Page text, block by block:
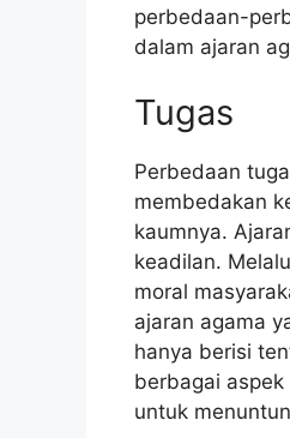
perbedaan-
dalam ajaran
Tugas
Perbedaan
membedakan
kaumnya.
keadilan.
moral
ajaran agama
hanya berisi
berbagai
untuk